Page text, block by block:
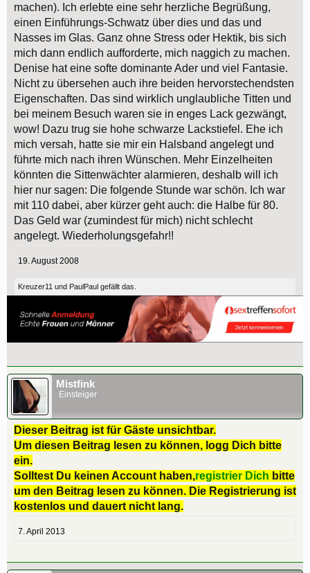
machen). Ich erlebte eine sehr herzliche Begrüßung,
einen Einführungs-Schwatz über dies und das und
Nasses im Glas. Ganz ohne Stress oder Hektik, bis sich
mich dann endlich aufforderte, mich naggich zu machen.
Denise hat eine softe dominante Ader und viel Fantasie.
Nicht zu übersehen auch ihre beiden hervorstechendsten
Eigenschaften. Das sind wirklich unglaubliche Titten und
bei meinem Besuch waren sie in enges Lack gezwängt,
wow! Dazu trug sie hohe schwarze Lackstiefel. Ehe ich
mich versah, hatte sie mir ein Halsband angelegt und
führte mich nach ihren Wünschen. Mehr Einzelheiten
könnten die Sittenwächter alarmieren, deshalb will ich
hier nur sagen: Die folgende Stunde war schön. Ich war
mit 110 dabei, aber kürzer geht auch: die Halbe für 80.
Das Geld war (zumindest für mich) nicht schlecht
angelegt. Wiederholungsgefahr!!
19. August 2008
Kreuzer11 und PaulPaul gefällt das.
Mistfink
Einsteiger
Dieser Beitrag ist für Gäste unsichtbar.
Um diesen Beitrag lesen zu können, logg Dich bitte
ein.
Solltest Du keinen Account haben,registrier Dich bitte
um den Beitrag lesen zu können. Die Registrierung ist
kostenlos und dauert nicht lang.
7. April 2013